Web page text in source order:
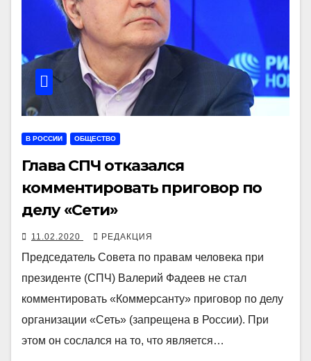
В РОССИИ ОБЩЕСТВО
Глава СПЧ отказался
комментировать приговор по
делу «Сети»
11.02.2020 РЕДАКЦИЯ
Председатель Совета по правам человека при
президенте (СПЧ) Валерий Фадеев не стал
комментировать «Коммерсанту» приговор по делу
организации «Сеть» (запрещена в России). При
этом он сослался на то, что является…